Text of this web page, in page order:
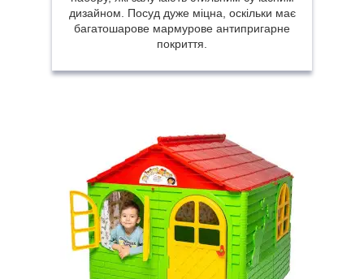
дизайном. Посуд дуже міцна, оскільки має
багатошарове мармурове антипригарне
покриття.